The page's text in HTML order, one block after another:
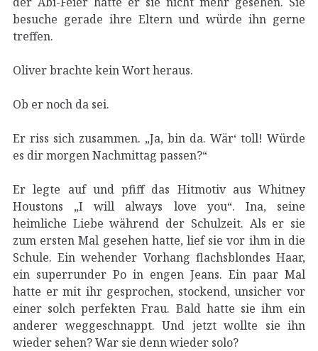
besuche gerade ihre Eltern und würde ihn gerne
treffen.
Oliver brachte kein Wort heraus.
Ob er noch da sei.
Er riss sich zusammen. „Ja, bin da. Wär‘ toll! Würde
es dir morgen Nachmittag passen?“
Er legte auf und pfiff das Hitmotiv aus Whitney
Houstons „I will always love you“. Ina, seine
heimliche Liebe während der Schulzeit. Als er sie
zum ersten Mal gesehen hatte, lief sie vor ihm in die
Schule. Ein wehender Vorhang flachsblondes Haar,
ein superrunder Po in engen Jeans. Ein paar Mal
hatte er mit ihr gesprochen, stockend, unsicher vor
einer solch perfekten Frau. Bald hatte sie ihm ein
anderer weggeschnappt. Und jetzt wollte sie ihn
wieder sehen? War sie denn wieder solo?